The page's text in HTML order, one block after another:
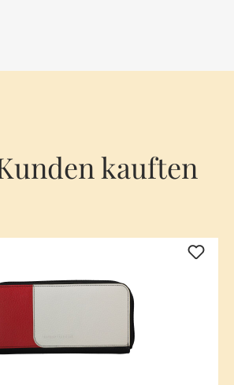
kauften